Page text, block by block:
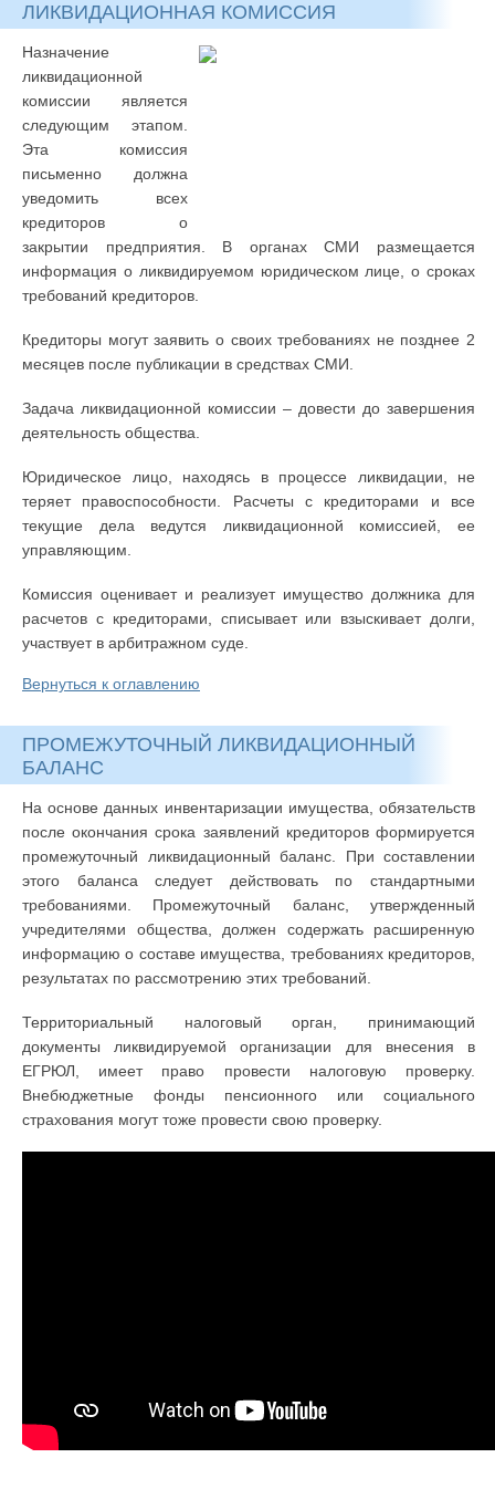
ЛИКВИДАЦИОННАЯ КОМИССИЯ
Назначение
ликвидационной
комиссии является
следующим этапом.
Эта комиссия
письменно должна
уведомить всех
кредиторов о
закрытии предприятия. В органах СМИ размещается
информация о ликвидируемом юридическом лице, о сроках
требований кредиторов.
Кредиторы могут заявить о своих требованиях не позднее 2
месяцев после публикации в средствах СМИ.
Задача ликвидационной комиссии – довести до завершения
деятельность общества.
Юридическое лицо, находясь в процессе ликвидации, не
теряет правоспособности. Расчеты с кредиторами и все
текущие дела ведутся ликвидационной комиссией, ее
управляющим.
Комиссия оценивает и реализует имущество должника для
расчетов с кредиторами, списывает или взыскивает долги,
участвует в арбитражном суде.
Вернуться к оглавлению
ПРОМЕЖУТОЧНЫЙ ЛИКВИДАЦИОННЫЙ
БАЛАНС
На основе данных инвентаризации имущества, обязательств
после окончания срока заявлений кредиторов формируется
промежуточный ликвидационный баланс. При составлении
этого баланса следует действовать по стандартными
требованиями. Промежуточный баланс, утвержденный
учредителями общества, должен содержать расширенную
информацию о составе имущества, требованиях кредиторов,
результатах по рассмотрению этих требований.
Территориальный налоговый орган, принимающий
документы ликвидируемой организации для внесения в
ЕГРЮЛ, имеет право провести налоговую проверку.
Внебюджетные фонды пенсионного или социального
страхования могут тоже провести свою проверку.